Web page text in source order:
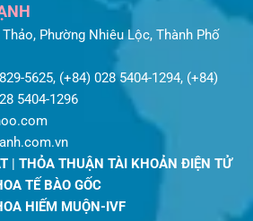
Phường Nhiêu Lộc, Thành Phố
5625, (+84) 028 5404-1294, (+84)
5404-1296
| THỎA THUẬN TÀI KHOẢN ĐIỆN TỬ
TẾ BÀO GỐC
HIẾM MUỘN-IVF